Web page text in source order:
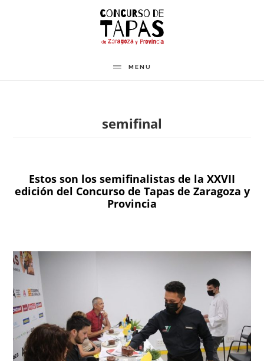
MENU
semifinal
Estos son los semifinalistas de la XXVII
edición del Concurso de Tapas de Zaragoza y
Provincia